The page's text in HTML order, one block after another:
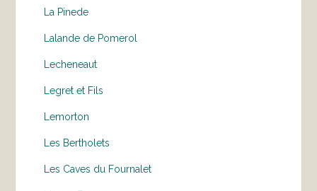
La Pinede
Lalande de Pomerol
Lecheneaut
Legret et Fils
Lemorton
Les Bertholets
Les Caves du Fournalet